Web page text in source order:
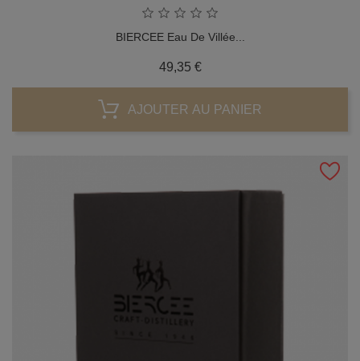
BIERCEE Eau De Villée...
49,35 €Prix
AJOUTER AU PANIER